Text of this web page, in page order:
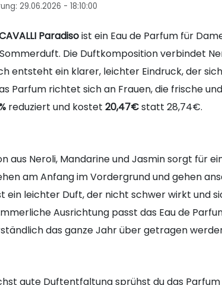
29.06.2026 - 18:10:00
Paradisoist ein Eau de Parfum für
Die Duftkomposition verbindet
entsteht ein klarer, leichter Eindruck, der
Parfum richtet sich an Frauen, die frische
reduziert und kostet20,47€statt 28,74€.
aus Neroli, Mandarine und Jasmin sorgt für
am Anfang im Vordergrund und gehen
ein leichter Duft, der nicht schwer wirkt und
Ausrichtung passt das Eau de
das ganze Jahr über getragen
gute Duftentfaltung sprühst du das